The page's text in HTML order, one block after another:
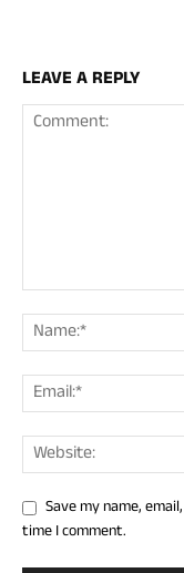
LEAVE A REPLY
Save my name,
time I comment.